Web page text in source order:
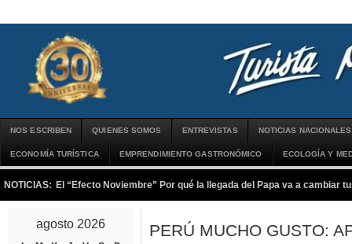
NOS ESCRIBEN QUIENES SOMOS ENTREVISTAS NOTICIAS NACIONALES
ECONOMÍA TURÍSTICA EMPRENDIMIENTO GASTRONÓMICO ECOLOGÍA Y
NOTICIAS: El “Efecto Noviembre” Por qué la llegada del Papa va a cambiar
agosto 2026
PERÚ MUCHO GUSTO: